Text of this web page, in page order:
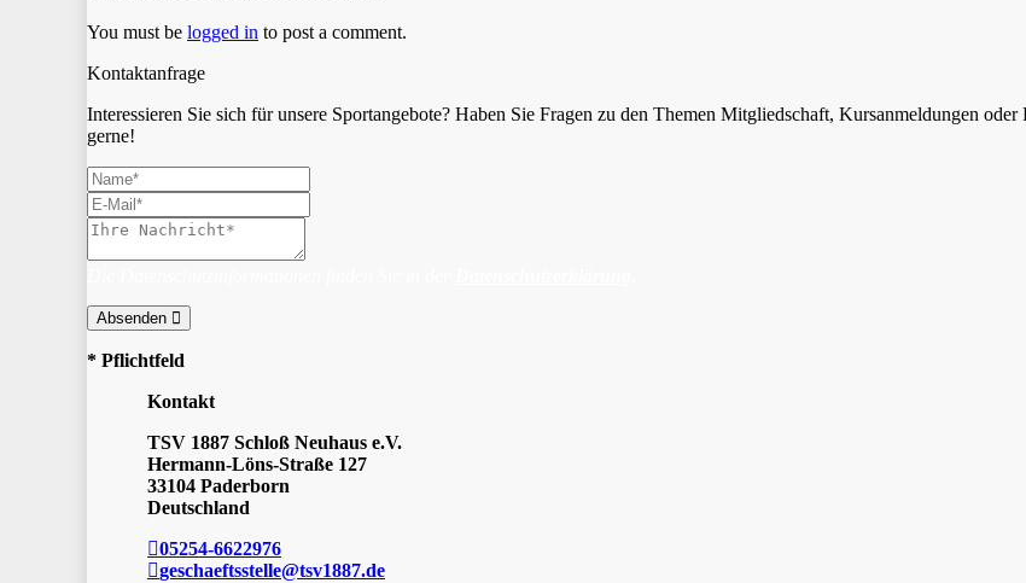
You must be logged in to post a comment.
Kontaktanfrage
Interessieren Sie sich für unsere Sportangebote? Haben Sie Fragen zu den Themen Mitgliedschaft, Kursanmeldungen
gerne!
Absenden
* Pflichtfeld
Kontakt
TSV 1887 Schloß Neuhaus e.V.
Hermann-Löns-Straße 127
33104 Paderborn
Deutschland
05254-6622976
geschaeftsstelle@tsv1887.de